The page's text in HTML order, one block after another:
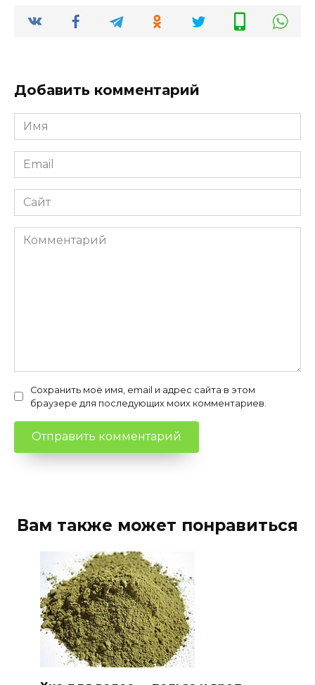
Добавить комментарий
Имя
*
Email
*
Сайт
Комментарий
Сохранить моё имя, email и адрес сайта в этом
браузере для последующих моих комментариев.
Вам также может понравиться